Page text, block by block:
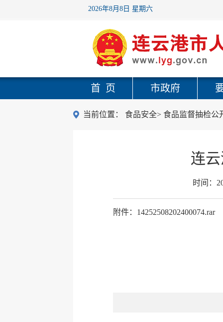
2026年8月8日 星期六
首 页 市政府
当前位置： 食品安全> 食品监督抽检公
连
时间：
附件：14252508202400074.rar